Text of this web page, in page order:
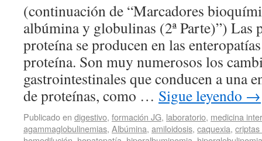
(continuación de “Marcadores
albúmina y globulinas (2ª Parte)”) Las
proteína se producen en las
proteína. Son muy numerosos los
gastrointestinales que conducen a una
de proteínas, como … Sigue leyendo →
Publicado en digestivo, formación JG, laboratorio, medicina
agammaglobulinemias, Albúmina, amiloidosis, caquexia,